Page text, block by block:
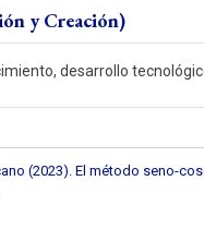
y Creación)
desarrollo
(2023). El método seno-